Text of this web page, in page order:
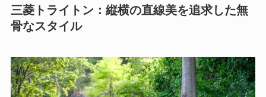
三菱トライトン：縦横の直線美を追求した無
骨なスタイル